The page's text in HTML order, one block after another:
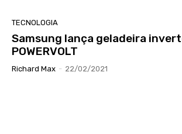
TECNOLOGIA
Samsung lança geladeira
POWERVOLT
Richard Max - 22/02/2021